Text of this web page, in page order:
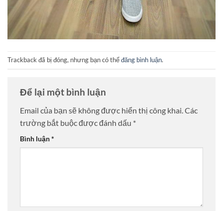
Trackback đã bị đóng, nhưng bạn có thểđăng bình luận.
Để lại một bình luận
Email của bạn sẽ không được hiển thị công khai.Các
trường bắt buộc được đánh dấu *
Bình luận*